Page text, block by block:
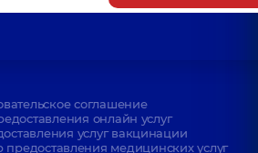
соглашение
онлайн услуг
услуг вакцинации
медицинских услуг